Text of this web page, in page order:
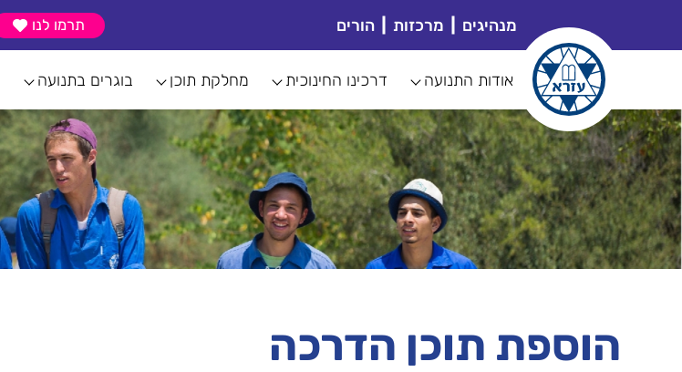
מנהיגים מרכזות הורים תרמו לנו
אודות התנועה דרכינו החינוכית מחלקת תוכן בוגרים בתנועה
הוספת תוכן הדרכה